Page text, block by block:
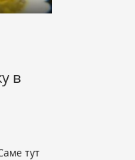
в
тут